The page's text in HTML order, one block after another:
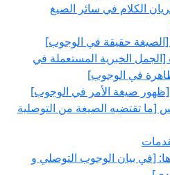
الكلام في سائر الصيغ
[الصيغة حقيقة في الوجوب‏]
[الجمل الخبرية المستعملة في
في الوجوب‏]
[ظهور صيغة الأمر في الوجوب‏]
[ما تقتضيه الصيغة من التوصلية
[في بيان الوجوب التوصلي و